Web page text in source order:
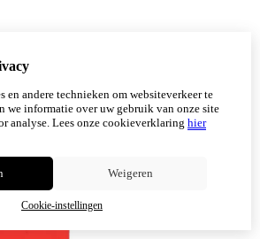
en andere technieken om websiteverkeer te
we informatie over uw gebruik van onze site
analyse. Lees onze cookieverklaring hier
Weigeren
Cookie-instellingen